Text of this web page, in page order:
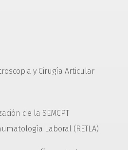
y Cirugía Articular
de la SEMCPT
Laboral (RETLA)